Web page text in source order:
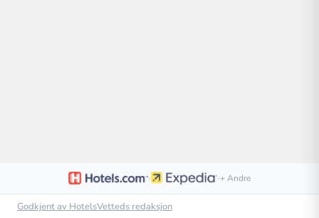
· ·+ Andre
Godkjent av HotelsVetteds redaksjon